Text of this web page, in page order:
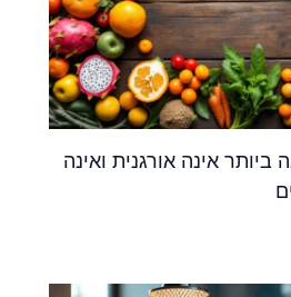
אינה אורגנית ואינה